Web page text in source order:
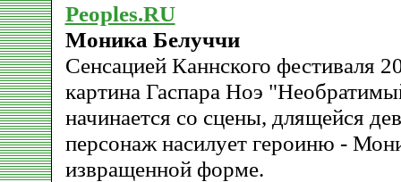
Peoples.RU
Моника Белуччи
Сенсацией Каннского фестиваля
картина Гаспара Hоэ
начинается со сцены, длящейся
персонаж насилует героиню -
извращенной форме.